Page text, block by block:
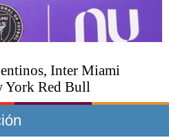
Inter Miami
York Red Bull